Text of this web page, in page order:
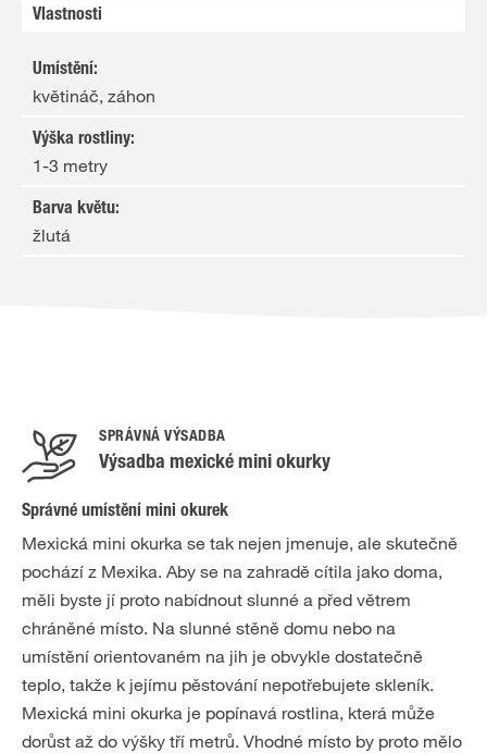
Vlastnosti
Umístění:
květináč, záhon
Výška rostliny:
1-3 metry
Barva květu:
žlutá
SPRÁVNÁ VÝSADBA
Výsadba mexické mini okurky
Správné umístění mini okurek
Mexická mini okurka se tak nejen jmenuje, ale skutečně
pochází z Mexika. Aby se na zahradě cítila jako doma,
měli byste jí proto nabídnout slunné a před větrem
chráněné místo. Na slunné stěně domu nebo na
umístění orientovaném na jih je obvykle dostatečně
teplo, takže k jejímu pěstování nepotřebujete skleník.
Mexická mini okurka je popínavá rostlina, která může
dorůst až do výšky tří metrů. Vhodné místo by proto mělo